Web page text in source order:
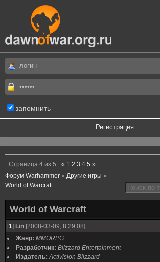
запомнить
Регистрация
.
Страница 4 из 5 « 1 2 3 4 5 »
Форум Warhammer » Другие игры »
World of Warcraft
World of Warcraft
[1] Lin [2008-03-09, 8:29:08]
Жанр: MMORPG
Разработчик: Blizzard Entertainment
Издатель: Activision Blizzard